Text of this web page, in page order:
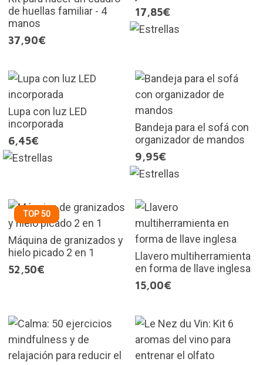
de huellas familiar - 4
manos
37,90€
17,85€
Lupa con luz LED
incorporada
6,45€
Bandeja para el sofá con
organizador de mandos
9,95€
TOP 50
Máquina de granizados y
hielo picado 2 en 1
52,50€
Llavero multiherramienta
en forma de llave inglesa
15,00€